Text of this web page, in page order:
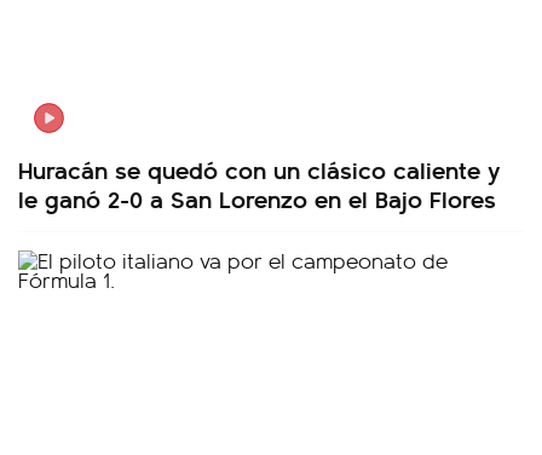
Huracán se quedó con un clásico caliente y
le ganó 2-0 a San Lorenzo en el Bajo Flores